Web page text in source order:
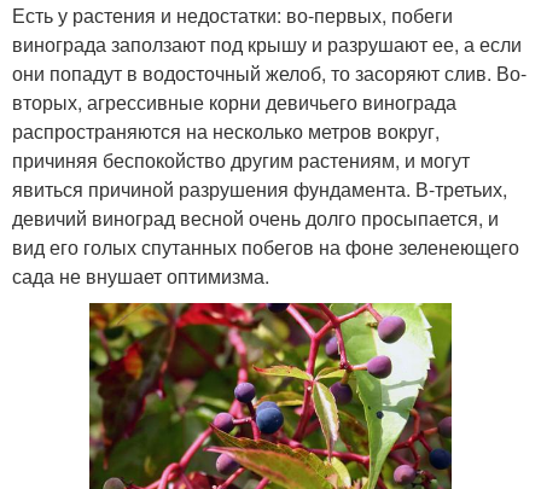
Есть у растения и недостатки: во-первых, побеги
винограда заползают под крышу и разрушают ее, а если
они попадут в водосточный желоб, то засоряют слив. Во-
вторых, агрессивные корни девичьего винограда
распространяются на несколько метров вокруг,
причиняя беспокойство другим растениям, и могут
явиться причиной разрушения фундамента. В-третьих,
девичий виноград весной очень долго просыпается, и
вид его голых спутанных побегов на фоне зеленеющего
сада не внушает оптимизма.